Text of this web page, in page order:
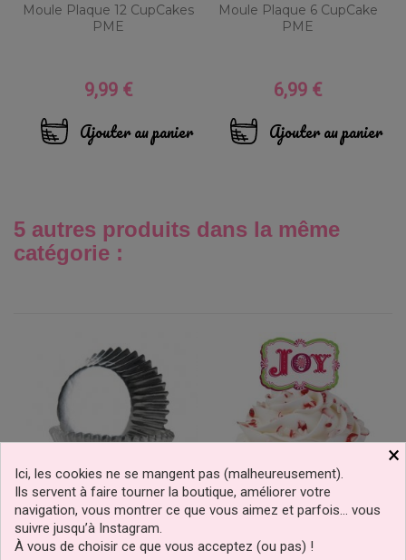
Moule Plaque 12 CupCakes
PME
Prix
9,99 €
Ajouter au panier
Moule Plaque 6 CupCake
PME
Prix
6,99 €
Ajouter au panier
5 autres produits dans la même
catégorie :
Mini Caissette Cupcake
Argent Métallisé Pk/36
Joyeux Noël Pk/24 Wilton
×
Ici, les cookies ne se mangent pas (malheureusement).
Ils servent à faire tourner la boutique, améliorer votre
navigation, vous montrer ce que vous aimez et parfois… vous
suivre jusqu’à Instagram.
À vous de choisir ce que vous acceptez (ou pas) !